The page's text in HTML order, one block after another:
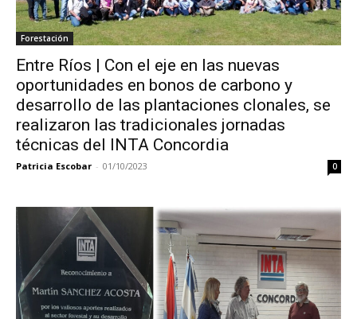
Forestación
Entre Ríos | Con el eje en las nuevas
oportunidades en bonos de carbono y
desarrollo de las plantaciones clonales, se
realizaron las tradicionales jornadas
técnicas del INTA Concordia
Patricia Escobar - 01/10/2023 0